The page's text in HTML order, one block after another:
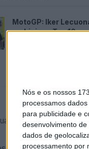
Nós e os nossos
processamos
para publicidade e
desenvolvimento de
dados de
processamento por
MotoGP: Iker
ambiciona Top 10 em
horas do fim: